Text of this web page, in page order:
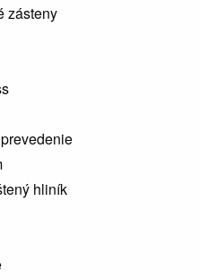
zásteny
hliník